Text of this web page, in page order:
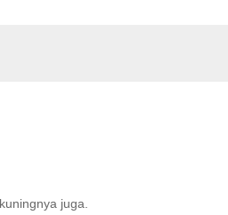
juga.